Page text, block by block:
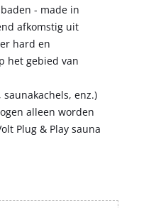
- made in
afkomstig uit
hard en
het gebied van
enz.)
alleen worden
Plug & Play sauna